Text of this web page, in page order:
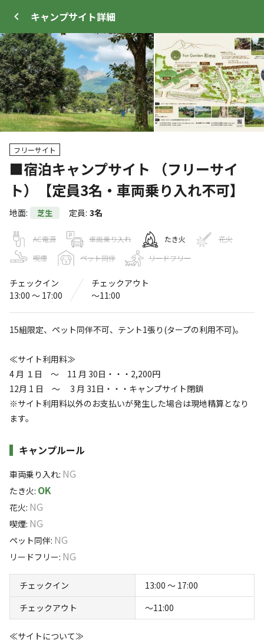
キャンプサイト詳細
フリーサイト
■宿泊キャンプサイト （フリーサイ
ト）【定員3名・車両乗り入れ不可】
地面: 芝生 定員: 3名
AC電源 車両乗り入れ たき火
花火
喫煙
ペット同伴 リードフリー
チェックイン
13:00 〜 17:00
チェックアウト
〜11:00
15組限定、ペット同伴不可、テント1張り(タープの利用不可)。
≪サイト利用料≫
4 月 １日 ～ 11 月 30日・・・2,200円
12月 1 日 ～ 3 月 31日・・・キャンプサイト閉鎖
※サイト利用料以外のお支払いが発生した場合は現地精算となり
ます。
施設詳細
キャンプルール
車両乗り入れ: NG
たき火: OK
花火: NG
喫煙: NG
ペット同伴: NG
リードフリー: NG
チェックイン
13:00 〜 17:00
チェックアウト
〜11:00
≪サイトについて≫
+
サイト・宿泊施設 クチコミ キャンプ場情報
WEB予約可能 クーポン利用可 キャンプサイト
fun Garden りも キャンプ場
〒049-2141北海道 茅部郡森町駒ヶ岳657-16
駒ヶ峯温泉 ちゃっぷ林館
Googleマップで見る
水洗トイレ
駐車場
アスレチック
・遊具
レストラン
大沼ICから約5分、好アクセスで広々サイト！天
然温泉併設のキャンプ場！
北海道の道南に位置する森町（もりまち）。
パークゴルフ場の跡地に新しくオープンしたキャンプ場で
未就学児のいるご家族も安心してご利用いただけるファミ
リーサイトや
車の乗り入れのできるオートサイトがあります。
すべて表示する